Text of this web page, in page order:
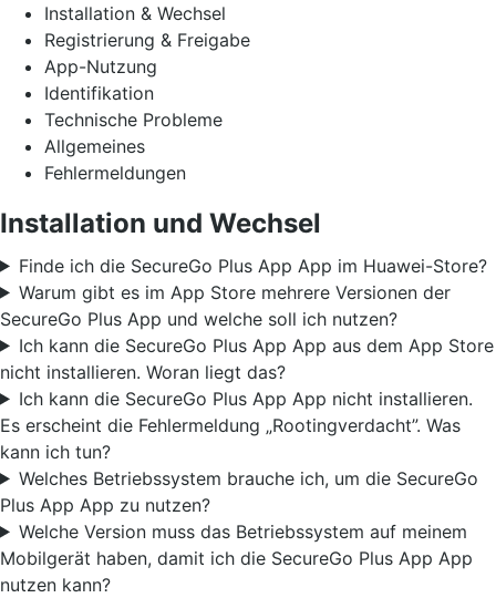
Installation & Wechsel
Registrierung & Freigabe
App-Nutzung
Identifikation
Technische Probleme
Allgemeines
Fehlermeldungen
Installation und Wechsel
Finde ich die SecureGo Plus App App im Huawei-Store?
Warum gibt es im App Store mehrere Versionen der
SecureGo Plus App und welche soll ich nutzen?
Ich kann die SecureGo Plus App App aus dem App Store
nicht installieren. Woran liegt das?
Ich kann die SecureGo Plus App App nicht installieren.
Es erscheint die Fehlermeldung „Rootingverdacht”. Was
kann ich tun?
Welches Betriebssystem brauche ich, um die SecureGo
Plus App App zu nutzen?
Welche Version muss das Betriebssystem auf meinem
Mobilgerät haben, damit ich die SecureGo Plus App App
nutzen kann?